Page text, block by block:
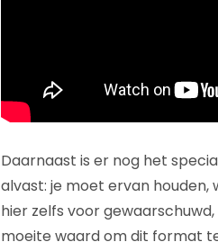
Daarnaast is er nog het
alvast: je moet ervan houden,
hier zelfs voor gewaarschuwd,
moeite waard om dit format